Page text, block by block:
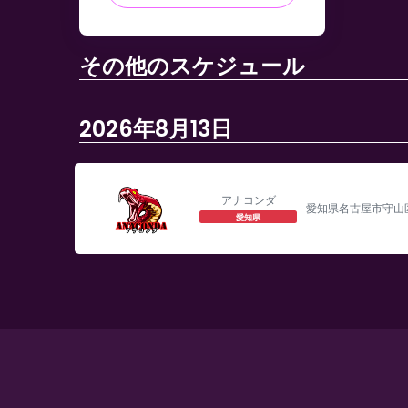
その他のスケジュール
2026年8月13日
アナコンダ
愛知県
愛知県名古屋市守